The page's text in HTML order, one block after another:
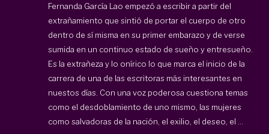
Fernanda García Lao empezó a escribir a partir del
extrañamiento que sintió de portar el cuerpo de otro
dentro de sí misma en su primer embarazo y de verse
sumida en un continuo estado de sueño y entresueño.
Es la extrañeza y lo onírico lo que marca el inicio de la
carrera de una de las escritoras más interesantes en
nuestos días. Con una voz poderosa cuestiona temas
como el desdoblamiento de uno mismo, las mujeres
como salvadoras de la nación, el exilio, el deseo, el ...